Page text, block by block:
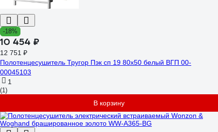
-18%
10 454 ₽
12 751 ₽
Полотенцесушитель Тругор Пэк сп 19 80x50 белый ВГП 00-
00045103
1
(1)
В корзину